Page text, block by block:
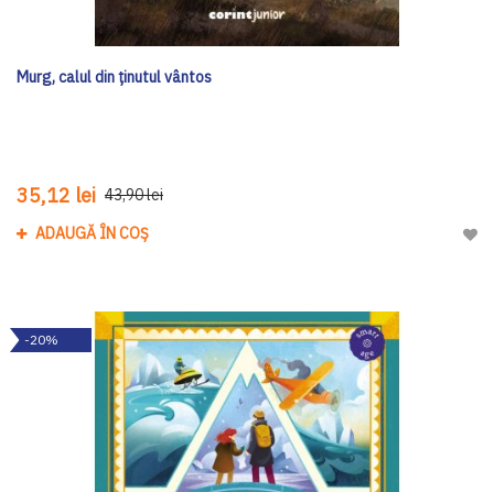
Murg, calul din ținutul vântos
35,12 lei 43,90 lei
ADAUGĂ ÎN COȘ
-20%